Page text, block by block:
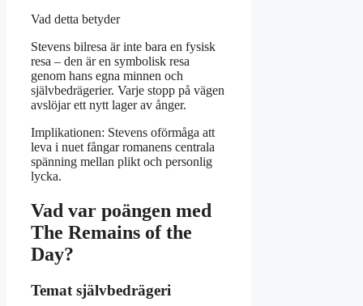
Vad detta betyder
Stevens bilresa är inte bara en fysisk
resa – den är en symbolisk resa
genom hans egna minnen och
självbedrägerier. Varje stopp på vägen
avslöjar ett nytt lager av ånger.
Implikationen: Stevens oförmåga att
leva i nuet fångar romanens centrala
spänning mellan plikt och personlig
lycka.
Vad var poängen med
The Remains of the
Day?
Temat självbedrägeri